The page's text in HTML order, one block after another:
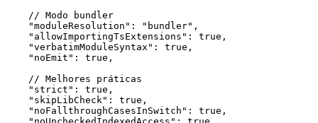
    // Modo bundler
    "moduleResolution"
: "bundler" ,
    "allowImportingTsExtensions"
: true ,
    "verbatimModuleSyntax"
: true ,
    "noEmit"
: true ,
    // Melhores práticas
    "strict"
: true ,
    "skipLibCheck"
: true ,
    "noFallthroughCasesInSwitch"
: true ,